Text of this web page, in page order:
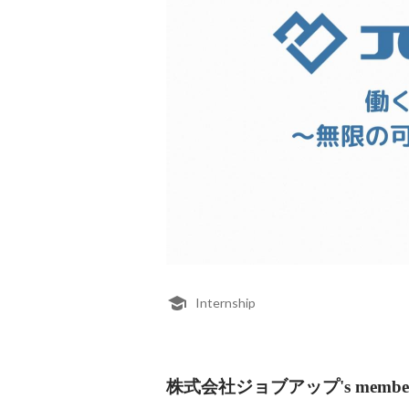
Internship
株式会社ジョブアップ's